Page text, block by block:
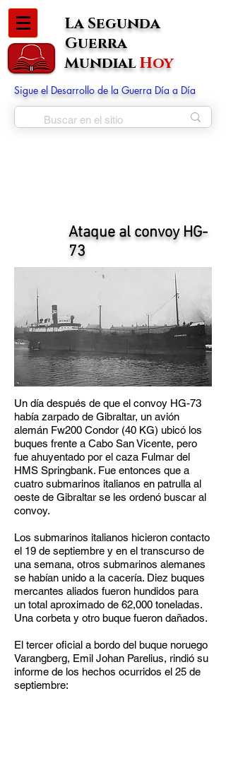
La Segunda
Guerra
MundialHoy
Sigue el Desarrollo de la Guerra Día a Día
Ataque al convoy HG-
73
Un día después de que el convoy HG-73
había zarpado de Gibraltar, un avión
alemán Fw200 Condor (40 KG) ubicó los
buques frente a Cabo San Vicente, pero
fue ahuyentado por el caza Fulmar del
HMS Springbank. Fue entonces que a
cuatro submarinos italianos en patrulla al
oeste de Gibraltar se les ordenó buscar al
convoy.
Los submarinos italianos hicieron contacto
el 19 de septiembre y en el transcurso de
una semana, otros submarinos alemanes
se habían unido a la cacería. Diez buques
mercantes aliados fueron hundidos para
un total aproximado de 62,000 toneladas.
Una corbeta y otro buque fueron dañados.
El tercer oficial a bordo del buque noruego
Varangberg, Emil Johan Parelius, rindió su
informe de los hechos ocurridos el 25 de
septiembre: